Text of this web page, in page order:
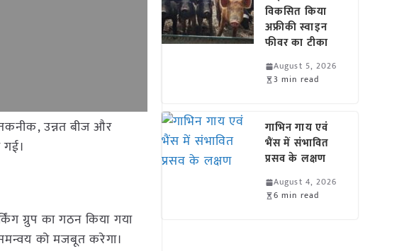
उन्नत बीज और
ग्रुप का गठन किया गया
को मजबूत करेगा।
विकसित किया
अफ्रीकी स्वाइन
फीवर का टीका
August 5, 2026
3 min read
गाभिन गाय एवं
भैंस में संभावित
प्रसव के लक्षण
August 4, 2026
6 min read